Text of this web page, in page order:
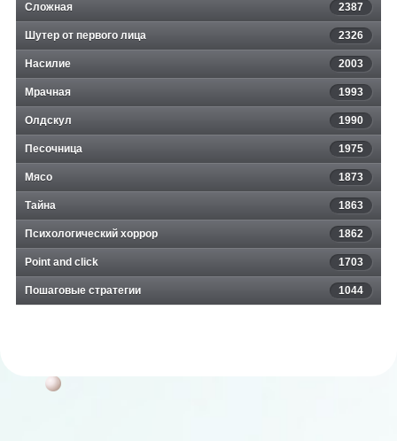
Сложная 2387
Шутер от первого лица 2326
Насилие 2003
Мрачная 1993
Олдскул 1990
Песочница 1975
Мясо 1873
Тайна 1863
Психологический хоррор 1862
Point and click 1703
Пошаговые стратегии 1044